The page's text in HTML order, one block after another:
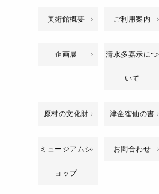
美術館概要 ご利用案内
企画展 清水多嘉示につ
いて
原村の文化財 津金隺仙の書
ミュージアムシ
ョップ
お問合わせ